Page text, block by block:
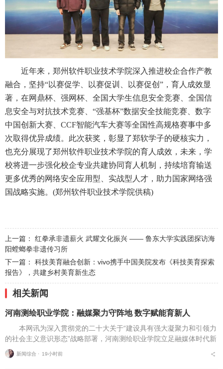
近年来，郑州软件职业技术学院深入推进校企合作产教
融合，坚持“以赛促学、以赛促训、以赛促创”，育人成效显
著，在网鼎杯、强网杯、全国大学生信息安全竞赛、全国信
息安全与对抗技术竞赛、“强基杯”数据安全技能竞赛、数字
中国创新大赛、CCF智能汽车大赛等全国性高规格赛事中多
次取得优异成绩。此次获奖，彰显了郑软学子的硬核实力，
也充分展现了郑州软件职业技术学院的育人成效，未来，学
校将进一步强化校企专业共建协同育人机制，持续培育输送
更多优秀的网络安全应用型、实战型人才，助力国家网络强
国战略实施。(郑州软件职业技术学院供稿)
上一篇： 红拳承非遗薪火 武耀文化振兴 —— 鲁东大学实践团探访海
阳螳螂拳非遗传习所
下一篇： 科技美育融合创新：vivo携手中国美院发布《科技美育探索
报告》，共建乡村美育新生态
相关新闻
河南测绘职业学院：融媒聚力守阵地 数字赋能育新人
本网讯为深入贯彻党的二十大关于“建设具有强大凝聚力和引领力
的社会主义意识形态”战略部署，河南测绘职业学院立足融媒体时代新
挑战，扎实推进在风险研判、机制创新、技术赋能、实践育人等方面
的路径分析与研...
新闻综合 ⋅ 19小时前